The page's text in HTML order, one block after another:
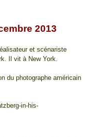
2013
et scénariste
Il vit à New York.
du photographe américain